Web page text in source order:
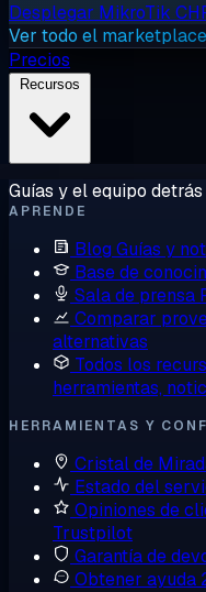
Desplegar MikroTik
Ver todo el
Precios
Guías y el equipo
APRENDE
Blog Guías y
Base de
Sala de prensa
Comparar
alternativas
Todos los
herramientas,
HERRAMIENTAS Y
Cristal de
Estado del
Opiniones de
Trustpilot
Garantía de
Obtener ayuda